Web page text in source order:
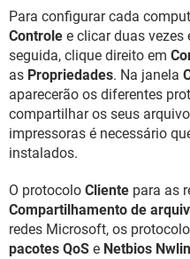
Para configurar cada
Controle e clicar duas vezes
seguida, clique direito em
as Propriedades. Na janela
aparecerão os diferentes
compartilhar os seus
impressoras é necessário
instalados.
O protocolo Cliente para as
Compartilhamento de
redes Microsoft, os
pacotes QoS e Netbios